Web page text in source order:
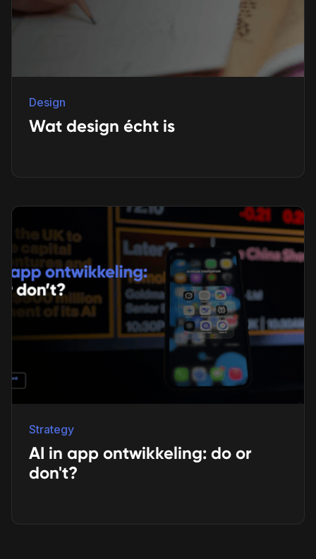
Design
Wat design écht is
Strategy
AI in app ontwikkeling: do or
don't?